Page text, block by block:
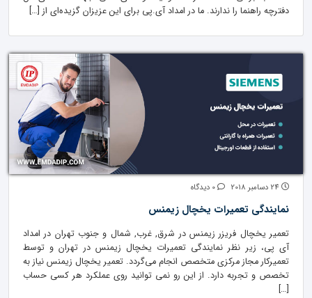
دفترچه راهنما را ندارند. ما در امداد آی.پی برای این عزیزان گزیده‌ای از […]
نمایندگی تعمیرات یخچال زیمنس
تعمیر یخچال فریزر زیمنس در شرق, ‌غرب, شمال و جنوب تهران در امداد
آی پی، زیر نظر نمایندگی تعمیرات یخچال زیمنس در تهران و توسط
تعمیرکار مجاز مرکزی متخصص انجام می‌گردد. تعمیر یخچال زیمنس نیاز به
تخصص و تجربه دارد. از این رو نمی توانید روی عملکرد هر کسی حساب
[…]